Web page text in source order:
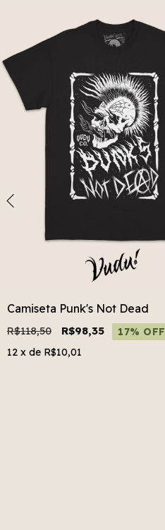
Camiseta Punk's Not Dead
R$118,50 R$98,35
17% OFF
12 x de R$10,01